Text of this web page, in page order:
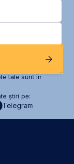
tale sunt în
știri pe:
Telegram